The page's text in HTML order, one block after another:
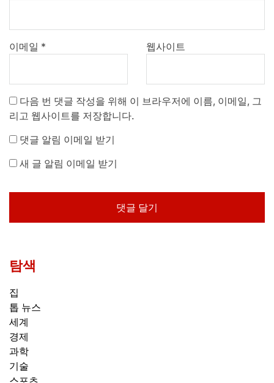
이메일 * 웹사이트
다음 번 댓글 작성을 위해 이 브라우저에 이름, 이메일, 그
리고 웹사이트를 저장합니다.
댓글 알림 이메일 받기
새 글 알림 이메일 받기
탐색
집
톱 뉴스
세계
경제
과학
기술
스포츠